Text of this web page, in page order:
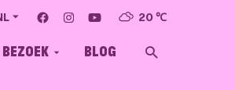
Volg ons op
FacebookInstagramYouTube20 ℃
BLOG
ZOEKEN